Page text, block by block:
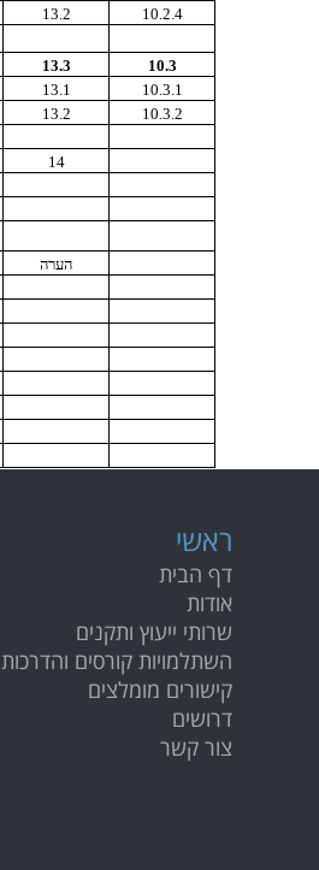
10.2.4
13.2
10.3
13.3
10.3.1
13.1
10.3.2
13.2
14
הערה
ראשי
דף הבית
אודות
שרותי ייעוץ ותקנים
השתלמויות קורסים והדרכות
קישורים מומלצים
דרושים
צור קשר